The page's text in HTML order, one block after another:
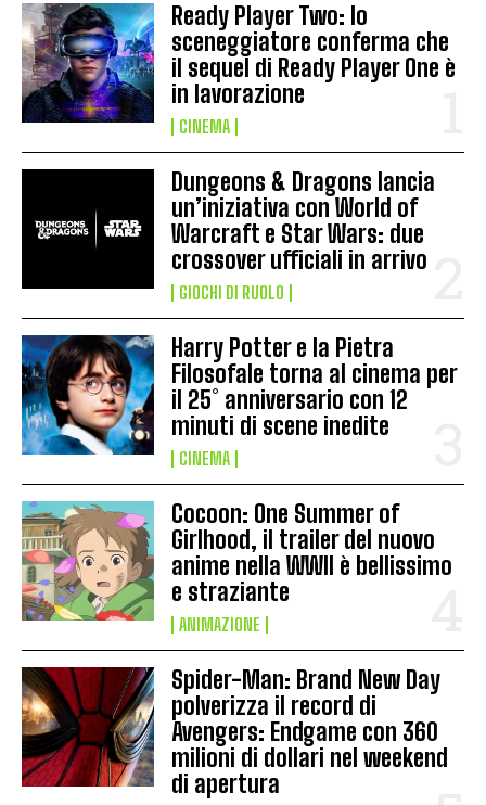
Ready Player Two: lo
sceneggiatore conferma che
il sequel di Ready Player One è
in lavorazione
CINEMA
Dungeons & Dragons lancia
un’iniziativa con World of
Warcraft e Star Wars: due
crossover ufficiali in arrivo
GIOCHI DI RUOLO
Harry Potter e la Pietra
Filosofale torna al cinema per
il 25° anniversario con 12
minuti di scene inedite
CINEMA
Cocoon: One Summer of
Girlhood, il trailer del nuovo
anime nella WWII è bellissimo
e straziante
ANIMAZIONE
Spider-Man: Brand New Day
polverizza il record di
Avengers: Endgame con 360
milioni di dollari nel weekend
di apertura